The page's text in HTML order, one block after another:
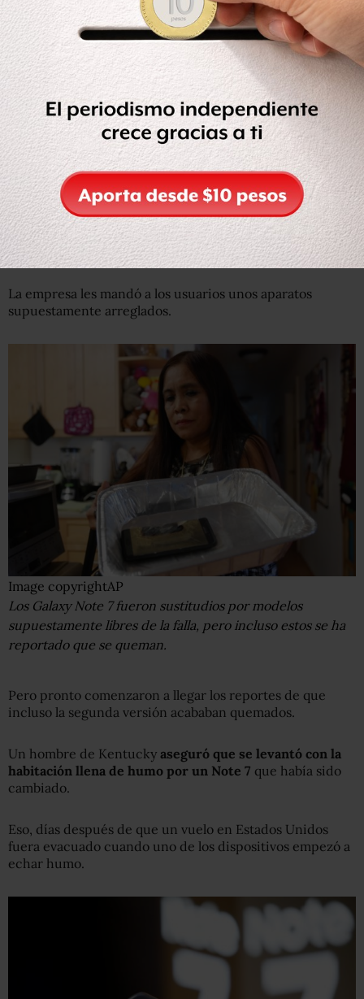
Algunos usuarios reportaron heridas leves por culpa del
celular.
“Tal vez en Samsung no se pueden creer que uno de los
líderes en el mundo de la electrónica puede haber
cometido un error tan catastrófico, dos veces”, señala
Dave Lee, reportero de Tecnología de la BBC.
Por seguridad
Los Note 7 habían sidollamados a revisión en
septiembre después de las quejas de que las baterías
explotaban.
La empresa les mandó a los usuarios unos aparatos
supuestamente arreglados.
Image copyrightAP
Los Galaxy Note 7 fueron sustitudios por modelos
supuestamente libres de la falla, pero incluso estos se ha
reportado que se queman.
Pero pronto comenzaron a llegar los reportes de que
incluso la segunda versión acababan quemados.
Un hombre de Kentucky aseguró que se levantó con la
habitación llena de humo por un Note 7 que había sido
cambiado.
Eso, días después de que un vuelo en Estados Unidos
fuera evacuado cuando uno de los dispositivos empezó a
echar humo.